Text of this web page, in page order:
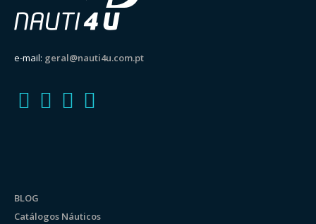
e-mail: geral@nauti4u.com.pt
BLOG
Catálogos Náuticos